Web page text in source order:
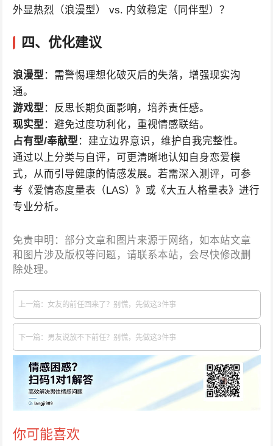
外显热烈（浪漫型） vs. 内敛稳定（同伴型）？
四、优化建议
浪漫型 ：需警惕理想化破灭后的失落，增强现实沟
通。
游戏型 ：反思长期负面影响，培养责任感。
现实型 ：避免过度功利化，重视情感联结。
占有型/奉献型 ：建立边界意识，维护自我完整性。
通过以上分类与自评，可更清晰地认知自身恋爱模
式，从而引导健康的情感发展。若需深入测评，可参
考《爱情态度量表（LAS）》或《大五人格量表》进行
专业分析。
免责申明：部分文章和图片来源于网络，如本站文章
和图片涉及版权等问题，请联系本站，会尽快修改删
除处理。
上一篇：女友的前任回来了？别慌，先做这3件事
下一篇：男友说放不下前任？别慌，先做这3件事
你可能喜欢